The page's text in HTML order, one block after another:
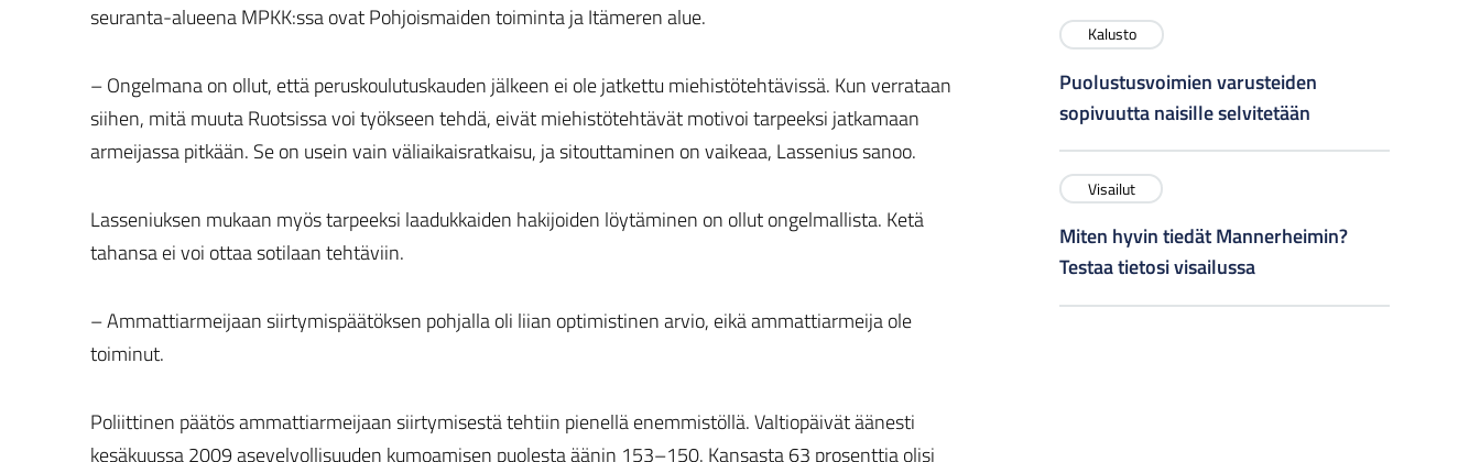
seuranta-alueena MPKK:ssa ovat Pohjoismaiden toiminta ja Itämeren alue.
– Ongelmana on ollut, että peruskoulutuskauden jälkeen ei ole jatkettu miehistötehtävissä. Kun verrataan
siihen, mitä muuta Ruotsissa voi työkseen tehdä, eivät miehistötehtävät motivoi tarpeeksi jatkamaan
armeijassa pitkään. Se on usein vain väliaikaisratkaisu, ja sitouttaminen on vaikeaa, Lassenius sanoo.
Lasseniuksen mukaan myös tarpeeksi laadukkaiden hakijoiden löytäminen on ollut ongelmallista. Ketä
tahansa ei voi ottaa sotilaan tehtäviin.
– Ammattiarmeijaan siirtymispäätöksen pohjalla oli liian optimistinen arvio, eikä ammattiarmeija ole
toiminut.
Poliittinen päätös ammattiarmeijaan siirtymisestä tehtiin pienellä enemmistöllä. Valtiopäivät äänesti
kesäkuussa 2009 asevelvollisuuden kumoamisen puolesta äänin 153–150. Kansasta 63 prosenttia olisi
Kalusto
Puolustusvoimien varusteiden
sopivuutta naisille selvitetään
Visailut
Miten hyvin tiedät Mannerheimin?
Testaa tietosi visailussa